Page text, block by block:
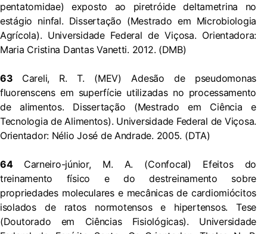
pentatomidae) exposto ao piretróide deltametrina no
estágio ninfal. Dissertação (Mestrado em Microbiologia
Agrícola). Universidade Federal de Viçosa. Orientadora:
Maria Cristina Dantas Vanetti. 2012. (DMB)
63 Careli, R. T. (MEV) Adesão de pseudomonas
fluorenscens em superfície utilizadas no processamento
de alimentos. Dissertação (Mestrado em Ciência e
Tecnologia de Alimentos). Universidade Federal de Viçosa.
Orientador: Nélio José de Andrade. 2005. (DTA)
64 Carneiro-júnior, M. A. (Confocal) Efeitos do
treinamento físico e do destreinamento sobre
propriedades moleculares e mecânicas de cardiomiócitos
isolados de ratos normotensos e hipertensos. Tese
(Doutorado em Ciências Fisiológicas). Universidade